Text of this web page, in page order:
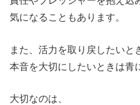
気になることもあります。
また、活力を取り戻したいと
本音を大切にしたいときは青
大切なのは、